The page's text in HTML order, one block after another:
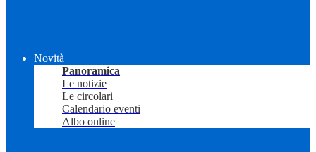
Novità
Panoramica
Le notizie
Le circolari
Calendario eventi
Albo online